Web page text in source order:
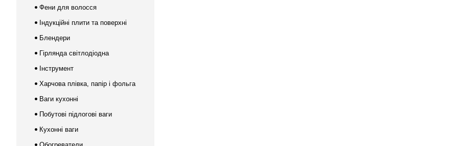
Фени для волосся
Індукційні плити та поверхні
Блендери
Гірлянда світлодіодна
Інструмент
Харчова плівка, папір і фольга
Ваги кухонні
Побутові підлогові ваги
Кухонні ваги